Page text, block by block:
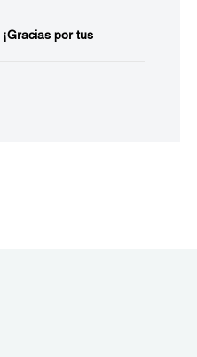
¡Gracias por tus